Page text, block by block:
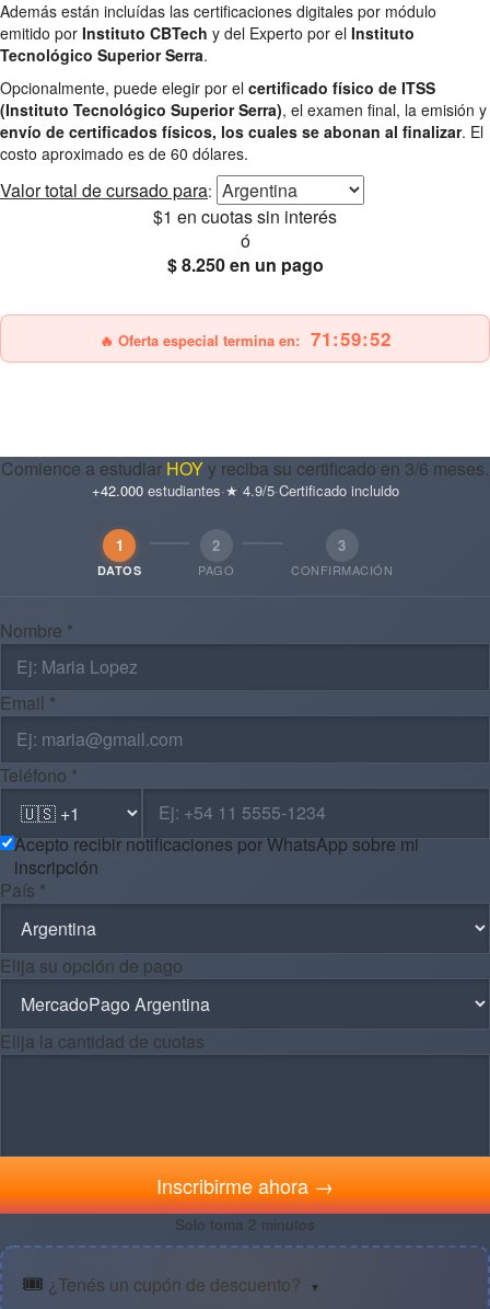
Además están incluídas las certificaciones digitales por módulo
emitido por Instituto CBTech y del Experto por el Instituto
Tecnológico Superior Serra.
Opcionalmente, puede elegir por el certificado físico de ITSS
(Instituto Tecnológico Superior Serra), el examen final, la emisión y
envío de certificados físicos, los cuales se abonan al finalizar. El
costo aproximado es de 60 dólares.
Valor total de cursado para:
$1 en cuotas sin interés
ó
$ 8.250en un pago
🔥 Oferta especial termina en: 71:59:51
Comience a estudiar HOYy reciba su certificado en 3/6 meses.
+42.000estudiantes·★ 4.9/5·Certificado incluido
1
DATOS
2
PAGO
3
CONFIRMACIÓN
Nombre *
Email *
Teléfono *
Acepto recibir notificaciones por WhatsApp sobre mi
inscripción
País *
Elija su opción de pago
Elija la cantidad de cuotas
Inscribirme ahora →
Solo toma 2 minutos
🎟️ ¿Tenés un cupón de descuento? ▼